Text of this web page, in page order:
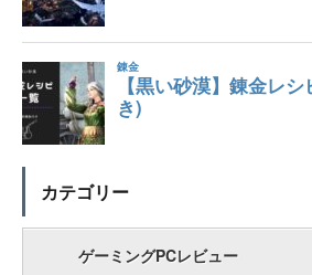
カテゴリー
ゲーミングPCレビュー